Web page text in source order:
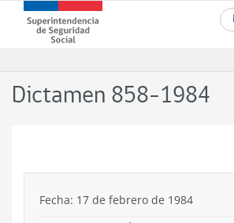
contenido
Superintendencia
de
-
Dictamen 858-1984
Fecha: 17 de febrero de 1984